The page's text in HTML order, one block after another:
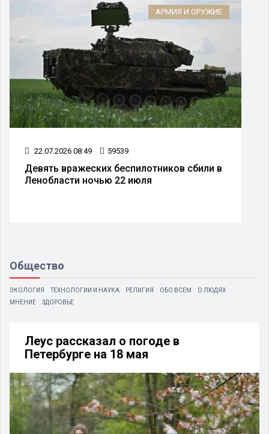
АРМИЯ И ОРУЖИЕ
22.07.2026 08:49 59539
Девять вражеских беспилотников сбили в
Ленобласти ночью 22 июля
Общество
ЭКОЛОГИЯ ТЕХНОЛОГИИ И НАУКА РЕЛИГИЯ ОБО ВСЕМ
О ЛЮДЯХ
МНЕНИЕ
ЗДОРОВЬЕ
Леус рассказал о погоде в
Петербурге на 18 мая